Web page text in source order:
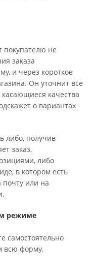
покупателю не
заказа
и через короткое
Он уточнит все
касающиеся качества
о вариантах
либо, получив
заказ,
либо
в котором есть
почту или на
режиме
самостоятельно
всю форму.